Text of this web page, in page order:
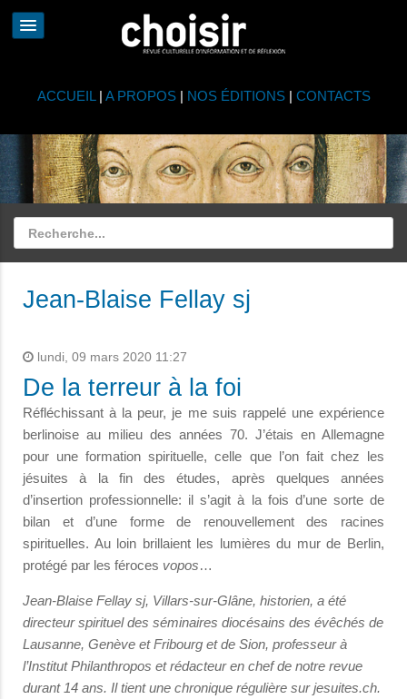
ACCUEIL | A PROPOS| NOS ÉDITIONS| CONTACTS
Jean-Blaise Fellay sj
lundi, 09 mars 2020 11:27
De la terreur à la foi
Réfléchissant à la peur, je me suis rappelé une expérience
berlinoise au milieu des années 70. J’étais en Allemagne
pour une formation spirituelle, celle que l’on fait chez les
jésuites à la fin des études, après quelques années
d’insertion professionnelle: il s’agit à la fois d’une sorte de
bilan et d’une forme de renouvellement des racines
spirituelles. Au loin brillaient les lumières du mur de Berlin,
protégé par les féroces vopos…
Jean-Blaise Fellay sj, Villars-sur-Glâne, historien, a été
directeur spirituel des séminaires diocésains des évêchés de
Lausanne, Genève et Fribourg et de Sion, professeur à
l’Institut Philanthropos et rédacteur en chef de notre revue
durant 14 ans. Il tient une chronique régulière sur jesuites.ch.